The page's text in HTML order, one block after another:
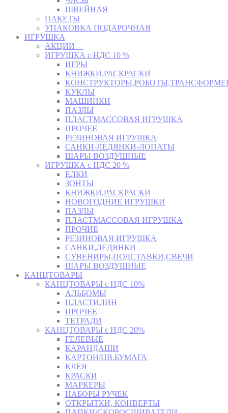
ШВЕЙНАЯ
ПАКЕТЫ
УПАКОВКА ПОДАРОЧНАЯ
ИГРУШКА
АКЦИИ—
ИГРУШКА с НДС 10 %
ИГРЫ
КНИЖКИ,РАСКРАСКИ
КУКЛЫ
МАШИНКИ
ПАЗЛЫ
ПЛАСТМАССОВАЯ ИГРУШКА
ПРОЧЕЕ
РЕЗИНОВАЯ ИГРУШКА
САНКИ-ЛЕДЯНКИ-ЛОПАТЫ
ШАРЫ ВОЗДУШНЫЕ
ИГРУШКА с НДС 20 %
ЕЛКИ
ЗОНТЫ
КНИЖКИ,РАСКРАСКИ
НОВОГОДНИЕ ИГРУШКИ
ПАЗЛЫ
ПЛАСТМАССОВАЯ ИГРУШКА
ПРОЧИЕ
РЕЗИНОВАЯ ИГРУШКА
САНКИ,ЛЕДЯНКИ
СУВЕНИРЫ,ПОДСТАВКИ,СВЕЧИ
ШАРЫ ВОЗДУШНЫЕ
КАНЦТОВАРЫ
КАНЦТОВАРЫ с НДС 10%
АЛЬБОМЫ
ПЛАСТИЛИН
ПРОЧЕЕ
ТЕТРАДИ
КАНЦТОВАРЫ с НДС 20%
ГЕЛЕВЫЕ
КАРАНДАШИ
КАРТОН/ЦВ.БУМАГА
КЛЕЯ
КРАСКИ
МАРКЕРЫ
НАБОРЫ РУЧЕК
ОТКРЫТКИ, КОНВЕРТЫ